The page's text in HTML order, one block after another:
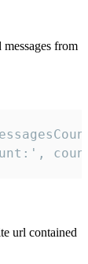
from
url contained